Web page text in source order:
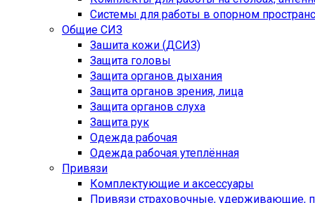
Системы для работы в опорном
Общие СИЗ
Зашита кожи (ДСИЗ)
Защита головы
Защита органов дыхания
Защита органов зрения, лица
Защита органов слуха
Защита рук
Одежда рабочая
Одежда рабочая утеплённая
Привязи
Комплектующие и аксессуары
Привязи страховочные, удерживающие,